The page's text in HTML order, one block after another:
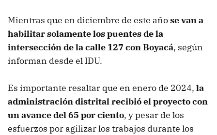
Mientras que en diciembre de este añose van a
habilitar solamente los puentes de la
intersección de la calle 127 con Boyacá, según
informan desde el IDU.
Es importante resaltar que en enero de 2024, la
administración distrital recibió el proyecto con
un avance del 65 por ciento, y pesar de los
esfuerzos por agilizar los trabajos durante los